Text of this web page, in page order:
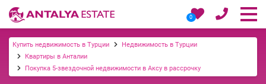
0
Купить недвижимость в Турции
Недвижимость в Турции
Квартиры в Анталии
Покупка 5-звездочной недвижимости в Аксу в рассрочку